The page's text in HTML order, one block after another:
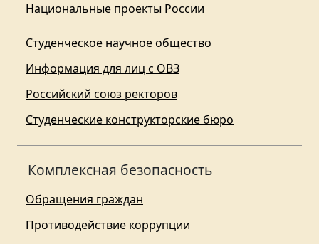
Национальные проекты России
Студенческое научное общество
Информация для лиц с ОВЗ
Российский союз ректоров
Студенческие конструкторские бюро
Комплексная безопасность
Обращения граждан
Противодействие коррупции